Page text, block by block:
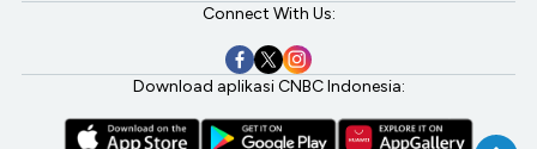
Connect With Us:
Download aplikasi CNBC Indonesia: